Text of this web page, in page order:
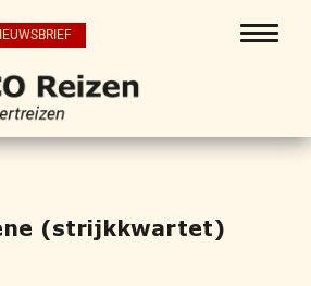
(strijkkwartet)